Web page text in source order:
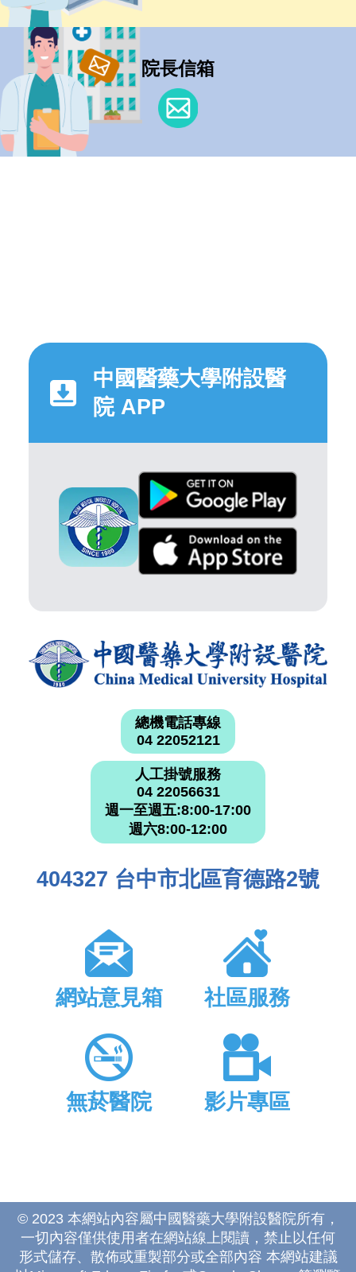
院長信箱
中國醫藥大學附設醫
院 APP
總機電話專線
04 22052121
人工掛號服務
04 22056631
週一至週五:8:00-17:00
週六8:00-12:00
404327 台中市北區育德路2號
網站意見箱 社區服務
無菸醫院 影片專區
© 2023 本網站內容屬中國醫藥大學附設醫院所有，
一切內容僅供使用者在網站線上閱讀，禁止以任何
形式儲存、散佈或重製部分或全部內容 本網站建議